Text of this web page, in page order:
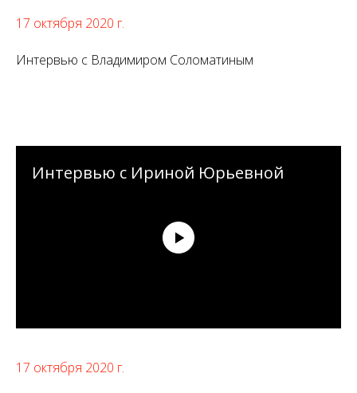
17 октября 2020 г.
Интервью с Владимиром Соломатиным
Интервью с Ириной Юрьевной
17 октября 2020 г.